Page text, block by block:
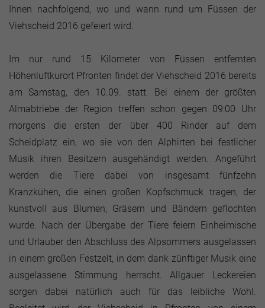
Ihnen nachfolgend, wo und wann rund um Füssen der
Viehscheid 2016 gefeiert wird.
Im nur rund 15 Kilometer von Füssen entfernten
Höhenluftkurort Pfronten findet der Viehscheid 2016 bereits
am Samstag, den 10.09. statt. Bei einem der größten
Almabtriebe der Region treffen schon gegen 09:00 Uhr
morgens die ersten der über 400 Rinder auf dem
Scheidplatz ein, wo sie von den Alphirten bei festlicher
Musik ihren Besitzern ausgehändigt werden. Angeführt
werden die Tiere dabei von insgesamt fünfzehn
Kranzkühen, die einen großen Kopfschmuck tragen, der
kunstvoll aus Blumen, Gräsern und Bändern geflochten
wurde. Nach der Übergabe der Tiere feiern Einheimische
und Urlauber den Abschluss des Alpsommers ausgelassen
in einem großen Festzelt, in dem dank zünftiger Musik eine
ausgelassene Stimmung herrscht. Allgäuer Leckereien
sorgen dabei natürlich auch für das leibliche Wohl.